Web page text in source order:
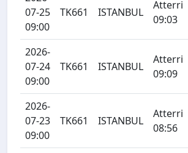
07-25
09:00
TK661 ISTANBUL
Atterri
09:03
2026-
07-24
09:00
TK661 ISTANBUL
Atterri
09:09
2026-
07-23
09:00
TK661 ISTANBUL
Atterri
08:56